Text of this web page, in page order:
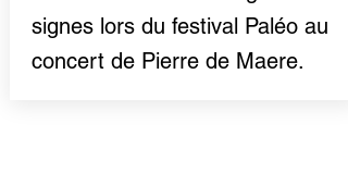
signes lors du festival Paléo au
concert de Pierre de Maere.